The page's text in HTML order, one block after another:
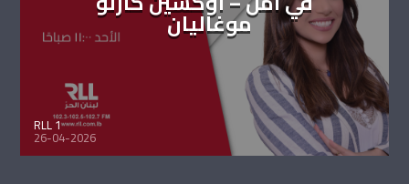
موغاليان
RLL 1
26-04-2026